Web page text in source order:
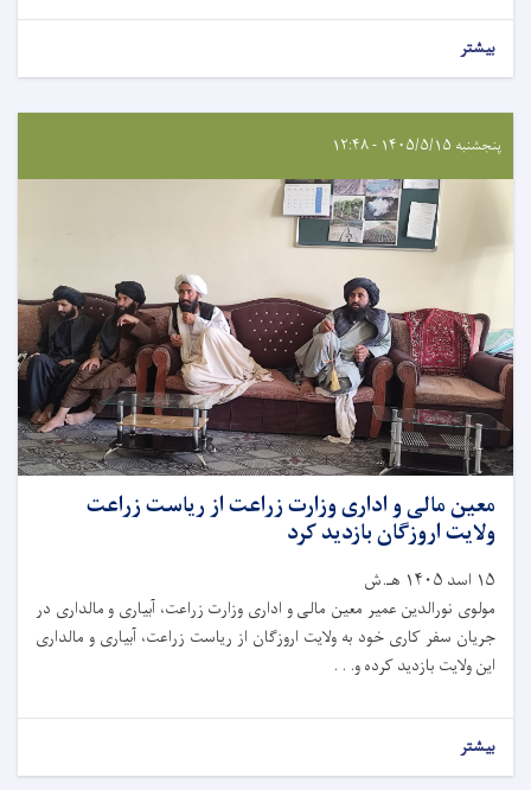
بیشتر
پنجشنبه ۱۴۰۵/۵/۱۵ - ۱۲:۴۸
معین مالی و اداری وزارت زراعت از ریاست زراعت
ولایت اروزگان بازدید کرد
۱۵ اسد ۱۴۰۵ هـ.ش
مولوی نورالدین عمیر معین مالی و اداری وزارت زراعت، آبیاری و مالداری در
جریان سفر کاری خود به ولایت اروزگان از ریاست زراعت، آبیاری و مالداری
این ولایت بازدید کرده و. . .
بیشتر